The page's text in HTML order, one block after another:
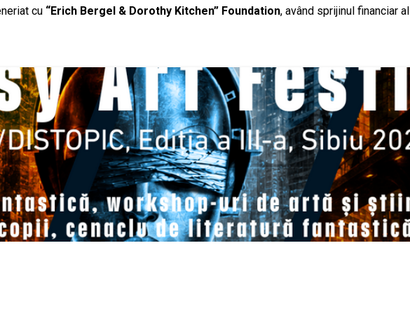
cu “Erich Bergel & Dorothy Kitchen” Foundation, având sprijinul financiar al